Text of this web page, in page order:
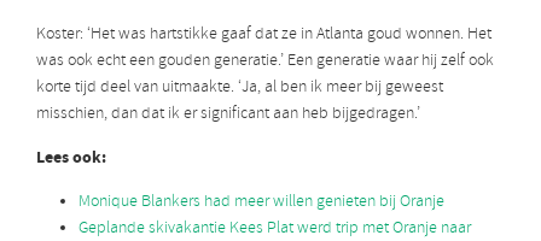
Koster: ‘Het was hartstikke gaaf dat ze in Atlanta goud wonnen. Het
was ook echt een gouden generatie.’ Een generatie waar hij zelf ook
korte tijd deel van uitmaakte. ‘Ja, al ben ik meer bij geweest
misschien, dan dat ik er significant aan heb bijgedragen.’
Lees ook:
Monique Blankers had meer willen genieten bij Oranje
Geplande skivakantie Kees Plat werd trip met Oranje naar